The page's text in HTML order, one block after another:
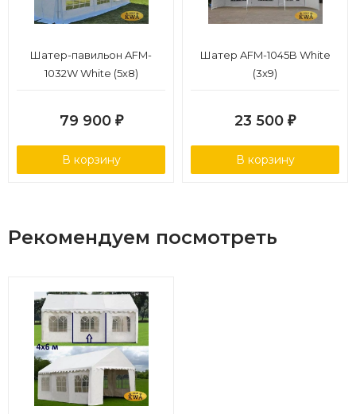
Шатер-павильон AFM-
1032W White (5х8)
79 900 ₽
В корзину
Шатер AFM-1045B White
(3х9)
23 500 ₽
В корзину
Рекомендуем посмотреть